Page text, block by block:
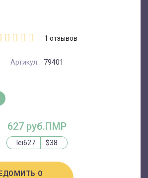
1 отзывов
Артикул: 79401
627 руб.ПМР
lei627 $38
О